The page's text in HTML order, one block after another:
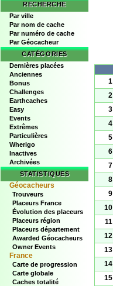
RECHERCHE
Par ville
Par nom de cache
Par numéro de cache
Par Géocacheur
CATÉGORIES
Dernières placées
Anciennes
Bonus
Challenges
Earthcaches
Easy
Events
Extrêmes
Particulières
Wherigo
Inactives
Archivées
STATISTIQUES
Géocacheurs
Trouveurs
Placeurs France
Évolution des placeurs
Placeurs région
Placeurs département
Awarded Géocacheurs
Owner Events
France
Carte de progression
Carte globale
Caches totalité
1
2
3
4
5
6
7
8
9
10
11
12
13
14
15